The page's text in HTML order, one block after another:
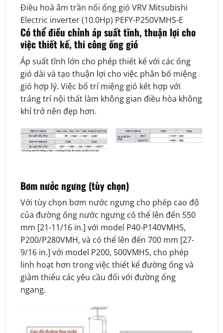
Điều hoà âm trần nối ống gió VRV Mitsubishi
Electric inverter (10.0Hp) PEFY-P250VMHS-E
Có thể điều chỉnh áp suất tĩnh, thuận lợi cho
việc thiết kế, thi công ống gió
Áp suất tĩnh lớn cho phép thiết kế với các ống
gió dài và tạo thuận lợi cho việc phân bố miệng
gió hợp lý. Việc bố trí miệng gió kết hợp với
tráng trí nội thất làm không gian điều hòa không
khí trở nên đẹp hơn.
Bơm nước ngưng (tùy chọn)
Với tùy chọn bơm nước ngưng cho phép cao độ
của đường ống nước ngưng có thể lên đến 550
mm [21-11/16 in.] với model P40-P140VMHS,
P200/P280VMH, và có thể lên đến 700 mm [27-
9/16 in.] với model P200, 500VMHS, cho phép
linh hoạt hơn trong việc thiết kế đường ống và
giảm thiểu các yêu cầu đối với đường ống
ngang.